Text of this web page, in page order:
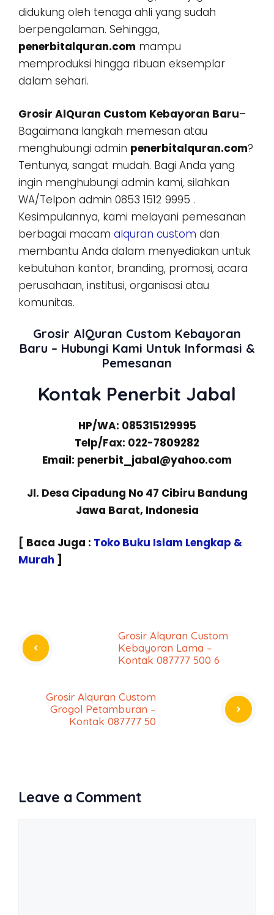
didukung oleh tenaga ahli yang sudah
berpengalaman. Sehingga,
penerbitalquran.com mampu
memproduksi hingga ribuan eksemplar
dalam sehari.
Grosir AlQuran Custom Kebayoran Baru–
Bagaimana langkah memesan atau
menghubungi admin penerbitalquran.com?
Tentunya, sangat mudah. Bagi Anda yang
ingin menghubungi admin kami, silahkan
WA/Telpon admin 0853 1512 9995 .
Kesimpulannya, kami melayani pemesanan
berbagai macam alquran custom dan
membantu Anda dalam menyediakan untuk
kebutuhan kantor, branding, promosi, acara
perusahaan, institusi, organisasi atau
komunitas.
Grosir AlQuran Custom Kebayoran
Baru – Hubungi Kami Untuk Informasi &
Pemesanan
Kontak Penerbit Jabal
HP/WA: 085315129995
Telp/Fax: 022-7809282
Email: penerbit_jabal@yahoo.com
Jl. Desa Cipadung No 47 Cibiru Bandung
Jawa Barat, Indonesia
[ Baca Juga : Toko Buku Islam Lengkap &
Murah ]
Grosir Alquran Custom
Kebayoran Lama –
Kontak 087777 500 6
Grosir Alquran Custom
Grogol Petamburan –
Kontak 087777 50
Leave a Comment